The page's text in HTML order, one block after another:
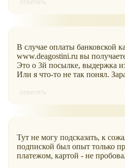
ответить
В случае оплаты банковской
www.deagostini.ru вы
Это о 3й посылке, выдержка
Или я что-то не так понял.
ответить
Тут не могу подсказать, к
подпиской был опыт только
платежом, картой - не